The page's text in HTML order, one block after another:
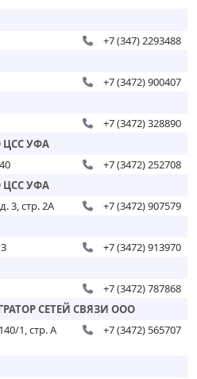
+7 (347) 2293488
+7 (3472) 900407
+7 (3472) 328890
УФА
+7 (3472) 252708
УФА
3, стр. 2А
+7 (3472) 907579
+7 (3472) 913970
+7 (3472) 787868
СЕТЕЙ СВЯЗИ ООО
1, стр. А
+7 (3472) 565707